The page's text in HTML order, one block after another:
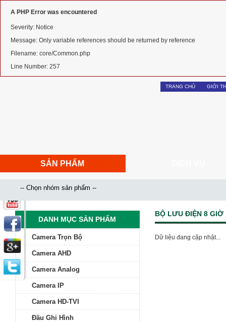
A PHP Error was encountered
Severity: Notice
Message: Only variable references should be returned by reference
Filename: core/Common.php
Line Number: 257
TRANG CHỦ GIỚI
SẢN PHẨM
BỘ LƯU ĐIỆN 8 GIỜ
Dữ liệu đang cập nhật...
DANH MỤC SẢN PHẨM
Camera Trọn Bộ
Camera AHD
Camera Analog
Camera IP
Camera HD-TVI
Đầu Ghi Hình